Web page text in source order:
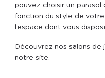
pouvez choisir un
fonction du style de
l’espace dont vous
Découvrez nos salons de
notre site.